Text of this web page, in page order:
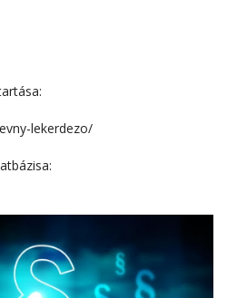
lekerdezo/